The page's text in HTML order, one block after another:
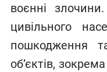
воєнні
цивільного
пошкодження
об’єктів,